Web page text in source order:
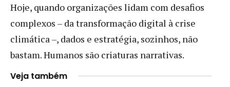
Hoje, quando organizações lidam com desafios
complexos – da transformação digital à crise
climática –, dados e estratégia, sozinhos, não
bastam. Humanos são criaturas narrativas.
Veja também